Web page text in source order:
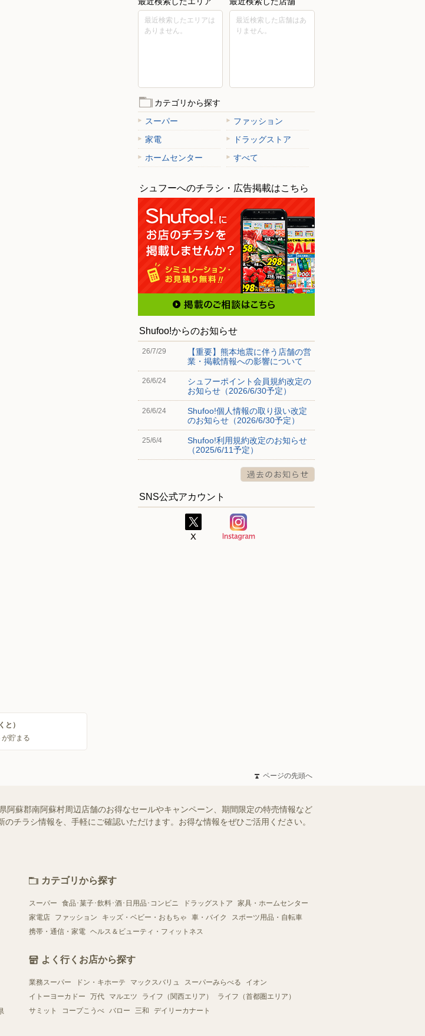
最近検索したエリアは
ありません。
最近検索した店舗はあ
りません。
カテゴリから探す
スーパー
ファッション
家電
ドラッグストア
ホームセンター
すべて
シュフーへのチラシ・広告掲載はこちら
Shufoo!からのお知らせ
26/7/29
【重要】熊本地震に伴う店舗の営
業・掲載情報への影響について
26/6/24
シュフーポイント会員規約改定の
お知らせ（2026/6/30予定）
26/6/24
Shufoo!個人情報の取り扱い改定
のお知らせ（2026/6/30予定）
25/6/4
Shufoo!利用規約改定のお知らせ
（2025/6/11予定）
SNS公式アカウント
と）
貯まる
ページの先頭へ
蘇郡南阿蘇村周辺店舗のお得なセールやキャンペーン、期間限定の特売情報など
チラシ情報を、手軽にご確認いただけます。お得な情報をぜひご活用ください。
カテゴリから探す
スーパー 食品･菓子･飲料･酒･日用品･コンビニ ドラッグストア
家具・ホームセンター
家電店
ファッション キッズ・ベビー・おもちゃ 車・バイク
スポーツ用品・自転車
携帯・通信・家電 ヘルス＆ビューティ・フィットネス
よく行くお店から探す
業務スーパー ドン・キホーテ マックスバリュ スーパーみらべる
イオン
イトーヨーカドー
万代 マルエツ ライフ（関西エリア）
ライフ（首都圏エリア）
サミット
コープこうべ バロー 三和 デイリーカナート